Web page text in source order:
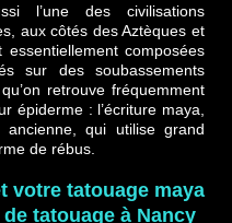
l’une des civilisations
aux côtés des Aztèques et
composées
sur des soubassements
retrouve fréquemment
épiderme : l’écriture maya,
ancienne, qui utilise grand
de rébus.
votre tatouage maya
tatouage à Nancy